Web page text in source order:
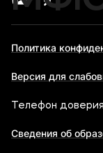
Политика
Версия для
Телефон доверия
Сведения об